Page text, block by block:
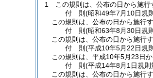
1
この規則は、公布の日から施行
付 則(昭和49年7月10日規
この規則は、公布の日から施行す
付 則(昭和63年8月30日規
この規則は、公布の日から施行す
付 則(平成10年5月22日規
この規則は、平成10年5月23日か
付 則(平成14年8月1日規則
この規則は、公布の日から施行す